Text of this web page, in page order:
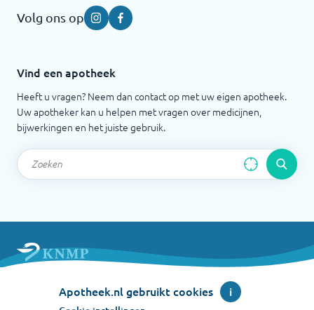
Volg ons op InstagramFacebook
Vind een apotheek
Heeft u vragen? Neem dan contact op met uw eigen apotheek.
Uw apotheker kan u helpen met vragen over medicijnen,
bijwerkingen en het juiste gebruik.
Nederlandse Maatschappij ter bevordering der
Apotheek.nl gebruikt cookies i